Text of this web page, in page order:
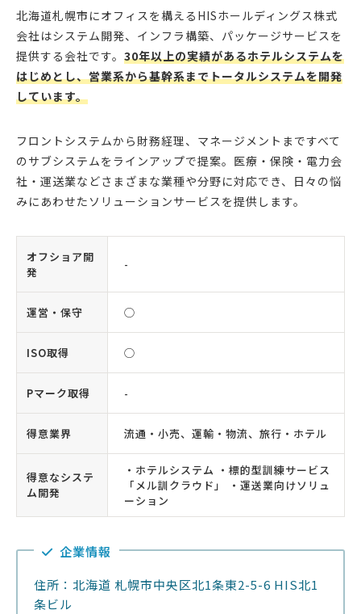
北海道札幌市にオフィスを構えるHISホールディングス株式
会社はシステム開発、インフラ構築、パッケージサービスを
提供する会社です。 30年以上の実績があるホテルシステムを
はじめとし、営業系から基幹系までトータルシステムを開発
しています。
フロントシステムから財務経理、マネージメントまですべて
のサブシステムをラインアップで提案。医療・保険・電力会
社・運送業などさまざまな業種や分野に対応でき、日々の悩
みにあわせたソリューションサービスを提供します。
オフショア開
発
-
運営・保守 ◯
ISO取得 ◯
Pマーク取得 -
得意業界 流通・小売、運輸・物流、旅行・ホテル
得意なシステ
ム開発
・ホテルシステム ・標的型訓練サービス
「メル訓クラウド」 ・運送業向けソリュ
ーション
企業情報
住所：北海道 札幌市中央区北1条東2-5-6 HIS北1
条ビル